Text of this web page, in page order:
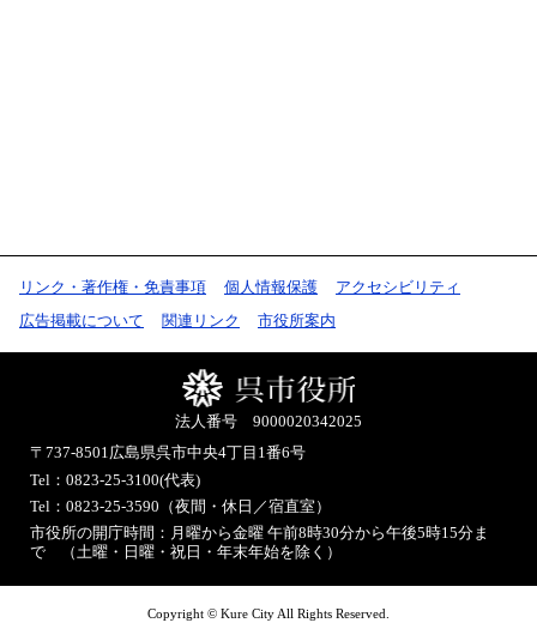
リンク・著作権・免責事項 個人情報保護
アクセシビリティ
広告掲載について
関連リンク 市役所案内
法人番号 9000020342025
〒737-8501広島県呉市中央4丁目1番6号
Tel：0823-25-3100(代表)
Tel：0823-25-3590（夜間・休日／宿直室）
市役所の開庁時間：月曜から金曜 午前8時30分から午後5時15分ま
で （土曜・日曜・祝日・年末年始を除く）
Copyright © Kure City All Rights Reserved.